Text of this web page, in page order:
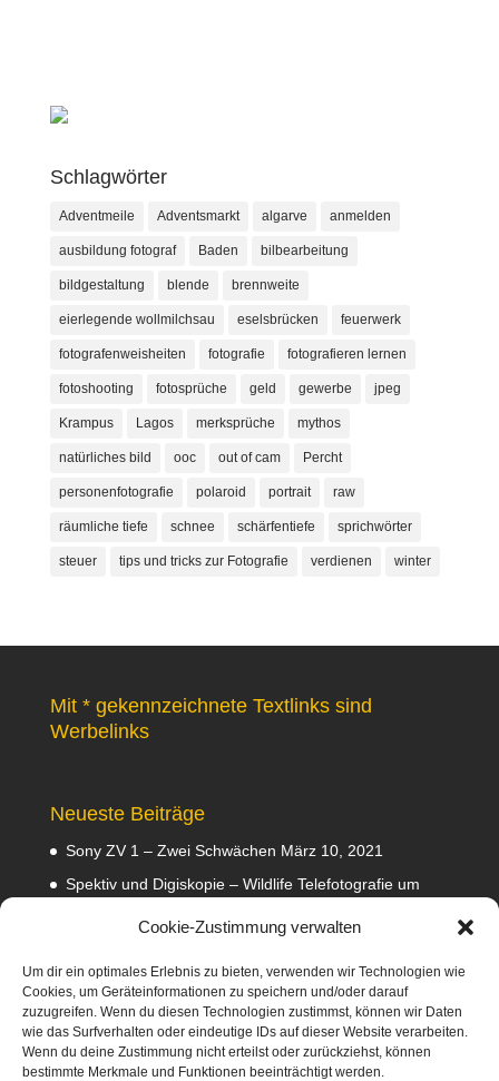
Cookie-Zustimmung verwalten
Um dir ein optimales Erlebnis zu bieten, verwenden wir Technologien wie
Cookies, um Geräteinformationen zu speichern und/oder darauf
zuzugreifen. Wenn du diesen Technologien zustimmst, können wir Daten
wie das Surfverhalten oder eindeutige IDs auf dieser Website verarbeiten.
Wenn du deine Zustimmung nicht erteilst oder zurückziehst, können
bestimmte Merkmale und Funktionen beeinträchtigt werden.
Schlagwörter
Adventmeile Adventsmarkt algarve anmelden
ausbildung fotograf Baden bilbearbeitung
bildgestaltung blende brennweite
eierlegende wollmilchsau eselsbrücken feuerwerk
fotografenweisheiten fotografie fotografieren lernen
fotoshooting fotosprüche geld gewerbe jpeg
Krampus Lagos merksprüche mythos
natürliches bild ooc out of cam Percht
personenfotografie polaroid portrait raw
räumliche tiefe schnee schärfentiefe sprichwörter
steuer tips und tricks zur Fotografie verdienen winter
Mit * gekennzeichnete Textlinks sind
Werbelinks
Neueste Beiträge
Sony ZV 1 – Zwei Schwächen März 10, 2021
Spektiv und Digiskopie – Wildlife Telefotografie um
2020
Empfehlungen Februar 8, 2020
Abmahnung wegen Fotos Januar 31, 2020